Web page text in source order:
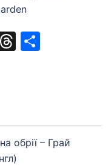
Threads
обрії – Грай